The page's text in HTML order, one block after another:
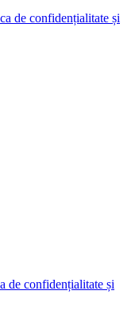
de confidențialitate și
de confidențialitate și